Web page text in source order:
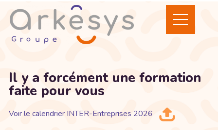
Il y a forcément une formation
faite pour vous
Voir le calendrier INTER-Entreprises 2026